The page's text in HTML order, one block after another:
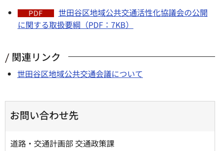
世田谷区地域公共交通活性化協議会の公開
に関する取扱要綱（PDF：7KB）
関連リンク
世田谷区地域公共交通会議について
お問い合わせ先
道路・交通計画部 交通政策課